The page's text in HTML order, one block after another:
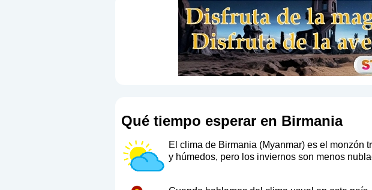
Qué tiempo esperar en Birmania
El clima de Birmania (Myanmar) es el monzón
y húmedos, pero los inviernos son menos